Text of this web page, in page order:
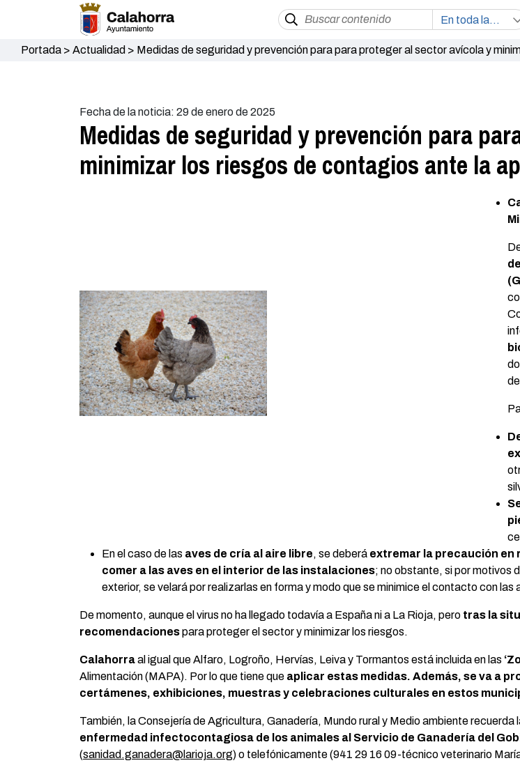
Portada> Actualidad > Medidas de seguridad y prevención para para proteger al sector avícola y
Fecha de la noticia: 29 de enero de 2025
Medidas de seguridad y prevención para
minimizar los riesgos de contagios ante la
En el caso de las aves de cría al aire libre, se deberá extremar la precaución en
comer a las aves en el interior de las instalaciones; no obstante, si por motivos
exterior, se velará por realizarlas en forma y modo que se minimice el contacto con las
De momento, aunque el virus no ha llegado todavía a España ni a La Rioja, pero tras la
recomendacionespara proteger el sector y minimizar los riesgos.
Calahorraal igual que Alfaro, Logroño, Hervías, Leiva y Tormantos está incluida en las
Alimentación (MAPA). Por lo que tiene que aplicar estas medidas. Además, se va a
certámenes, exhibiciones, muestras y celebraciones culturales en estos
También, la Consejería de Agricultura, Ganadería, Mundo rural y Medio ambiente recuerda
enfermedad infectocontagiosa de los animales al Servicio de Ganadería del
(sanidad.ganadera@larioja.org) o telefónicamente (941 29 16 09-técnico veterinario